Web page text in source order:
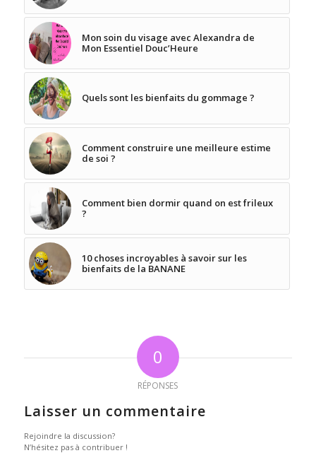
Mon soin du visage avec Alexandra de
Mon Essentiel Douc’Heure
Quels sont les bienfaits du gommage ?
Comment construire une meilleure estime
de soi ?
Comment bien dormir quand on est frileux
?
10 choses incroyables à savoir sur les
bienfaits de la BANANE
0
RÉPONSES
Laisser un commentaire
Rejoindre la discussion?
N’hésitez pas à contribuer !